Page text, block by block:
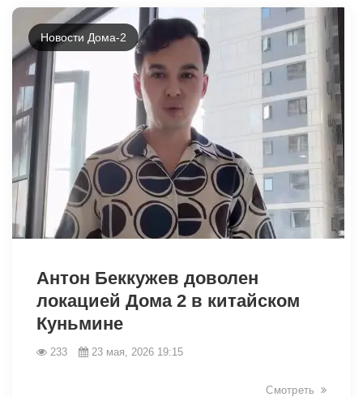
Новости Дома-2
Антон Беккужев доволен
локацией Дома 2 в китайском
Куньмине
233 23 мая, 2026 19:15
Смотреть